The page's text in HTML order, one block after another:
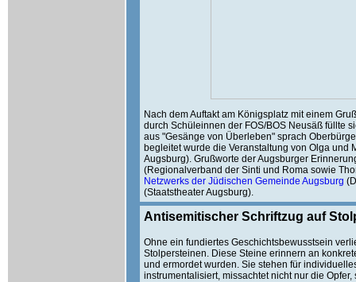
Nach dem Auftakt am Königsplatz mit einem
durch Schüleinnen der FOS/BOS Neusäß füllte
aus "Gesänge von Überleben" sprach
begleitet wurde die Veranstaltung von Olga und
Augsburg). Grußworte der Augsburger
(Regionalverband der Sinti und Roma sowie
Netzwerks der Jüdischen Gemeinde Augsburg
(Staatstheater Augsburg).
Antisemitischer Schriftzug auf
Ohne ein fundiertes Geschichtsbewusstsein
Stolpersteinen. Diese Steine erinnern an
und ermordet wurden. Sie stehen für
instrumentalisiert, missachtet nicht nur die